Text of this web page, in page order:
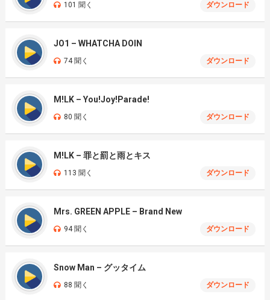
101 聞く ダウンロード
JO1 – WHATCHA DOIN
74 聞く ダウンロード
M!LK – You!Joy!Parade!
80 聞く ダウンロード
M!LK – 罪と罰と雨とキス
113 聞く ダウンロード
Mrs. GREEN APPLE – Brand New
94 聞く ダウンロード
Snow Man – グッタイム
88 聞く ダウンロード